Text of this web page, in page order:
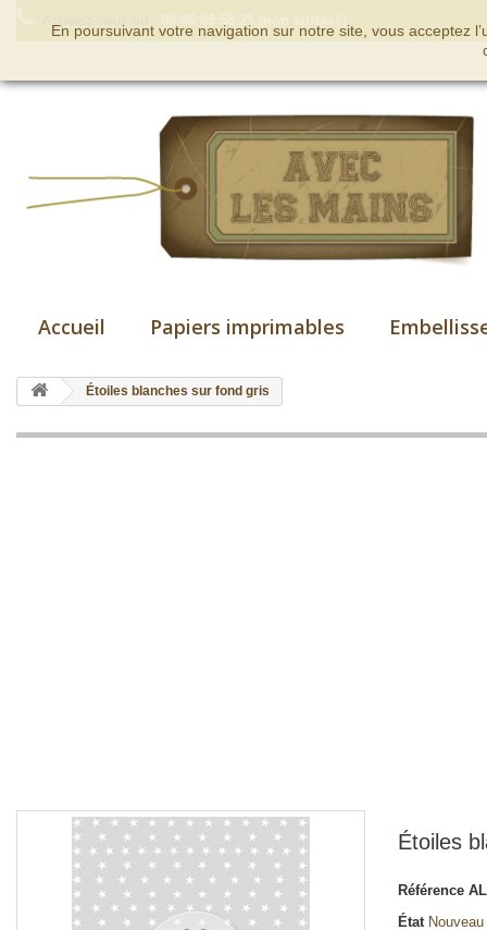
Accueil Papiers imprimables
Étoiles blanches sur fond gris
Étoiles
Référence
État Nouveau
En poursuivant votre navigation sur notre site, vous acceptez